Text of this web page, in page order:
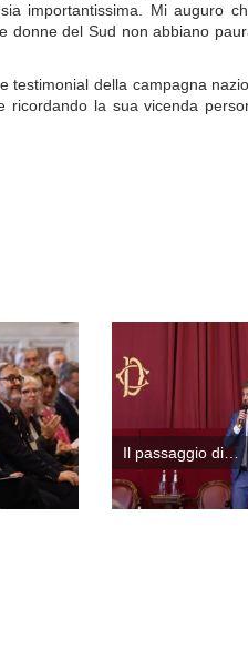
importantissima. Mi auguro
donne del Sud non abbiano
testimonial della campagna
ricordando la sua vicenda
Il passaggio di…